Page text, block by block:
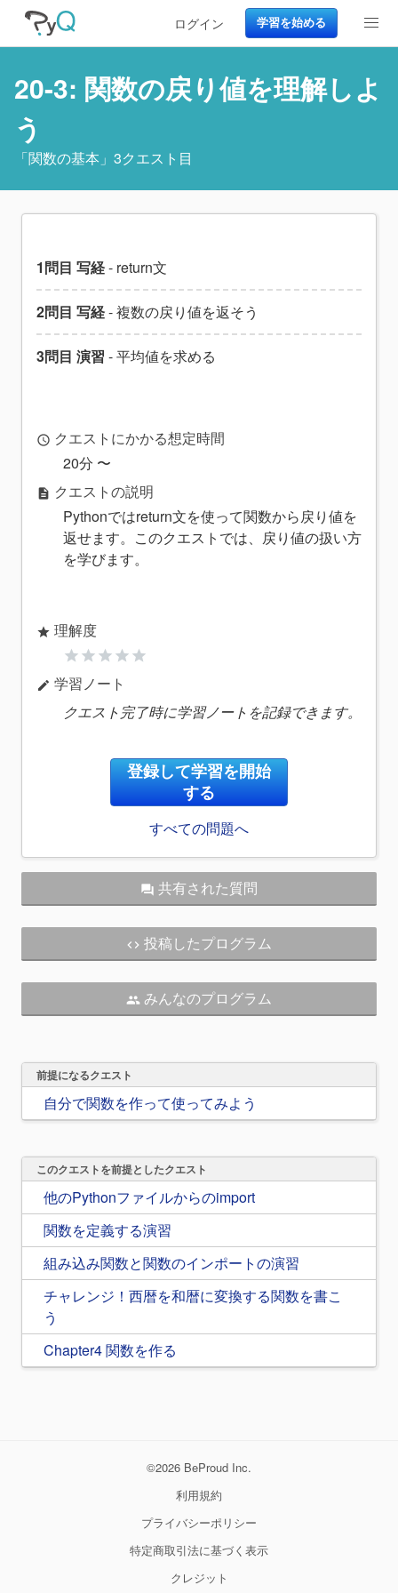
ログイン 学習を始める
20-3: 関数の戻り値を理解しよ
う
「関数の基本 」3クエスト目
1問目 写経- return文
2問目 写経- 複数の戻り値を返そう
3問目 演習 - 平均値を求める
access_time クエストにかかる想定時間
20分 〜
description クエストの説明
Pythonではreturn文を使って関数から戻り値を
返せます。このクエストでは、戻り値の扱い方
を学びます。
star 理解度
star star star star star
edit 学習ノート
クエスト完了時に学習ノートを記録できます。
登録して学習を開始
する
すべての問題へ
question_answer 共有された質問
code 投稿したプログラム
people みんなのプログラム
前提になるクエスト
自分で関数を作って使ってみよう
このクエストを前提としたクエスト
他のPythonファイルからのimport
関数を定義する演習
組み込み関数と関数のインポートの演習
チャレンジ！西暦を和暦に変換する関数を書こ
う
Chapter4 関数を作る
©2026 BeProud Inc.
利用規約
プライバシーポリシー
特定商取引法に基づく表示
クレジット